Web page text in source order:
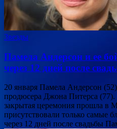
Звезды
Памела Андерсон и ее
через 12 дней после
20 января Памела Андерсон
продюсера Джона Питерса
закрытая церемония прошла в
присутствовали только самые
через 12 дней после свадьбы